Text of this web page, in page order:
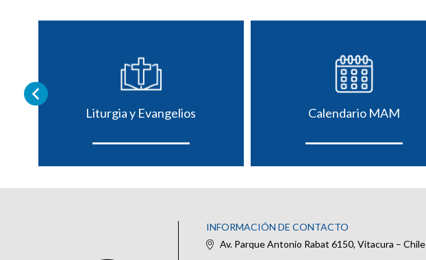
Liturgia y Evangelios Calendario MAM
INFORMACIÓN DE CONTACTO
Av. Parque Antonio Rabat 6150, Vitacura – Chile